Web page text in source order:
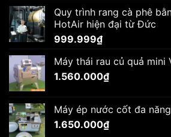
Quy trình rang cà phê
HotAir hiện đại từ Đức
999.999₫
Máy thái rau củ quả mini
1.560.000₫
Máy ép nước cốt đa
1.650.000₫